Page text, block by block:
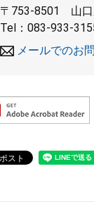
〒753-8501
山
Tel：083-933-
メールでのお